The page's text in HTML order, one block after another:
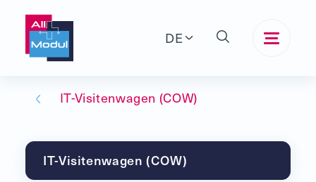
DE
IT-Visitenwagen (COW)
IT-Visitenwagen (COW)